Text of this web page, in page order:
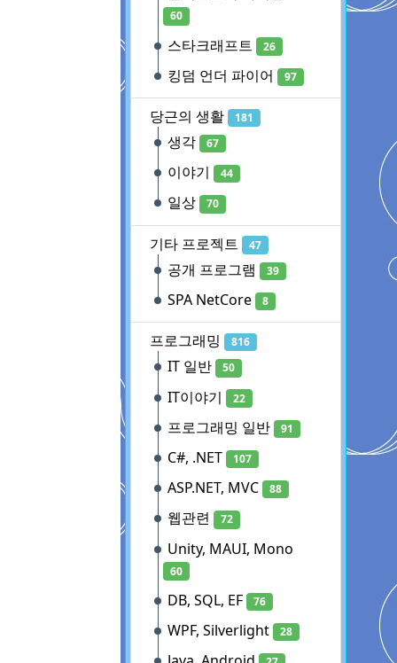
60
스타크래프트 26
킹덤 언더 파이어 97
당근의 생활 181
생각 67
이야기 44
일상 70
기타 프로젝트 47
공개 프로그램 39
SPA NetCore 8
프로그래밍 816
IT 일반 50
IT이야기 22
프로그래밍 일반 91
C#, .NET 107
ASP.NET, MVC 88
웹관련 72
Unity, MAUI, Mono
60
DB, SQL, EF 76
WPF, Silverlight 28